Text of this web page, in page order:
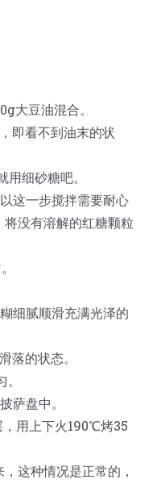
大豆油混合。
即看不到油末的状
细砂糖吧。
这一步搅拌需要耐心
没有溶解的红糖颗粒
细腻顺滑充满光泽的
落的状态。
萨盘中。
，用上下火190℃烤35
这种情况是正常的，